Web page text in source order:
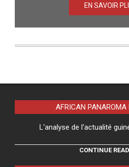
EN SAVOIR
AFRICAN
L'analyse de l'actualité
CONTINUE